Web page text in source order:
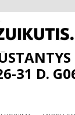
mergaitėms
dry 26-31 d.
31 D.